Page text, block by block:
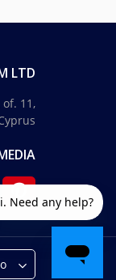
LTD
11,